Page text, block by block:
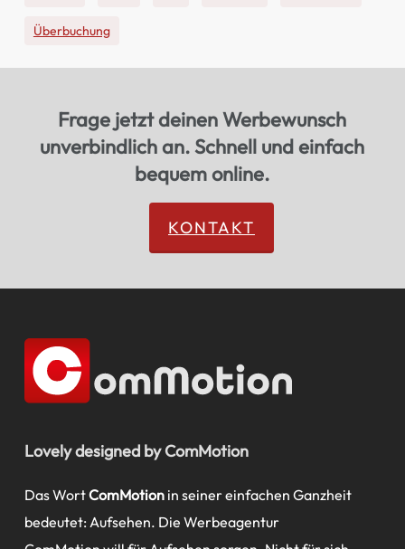
Überbuchung
Frage jetzt deinen Werbewunsch
unverbindlich an. Schnell und einfach
bequem online.
KONTAKT
Lovely designed by ComMotion
Das WortComMotionin seiner einfachen Ganzheit
bedeutet: Aufsehen. Die Werbeagentur